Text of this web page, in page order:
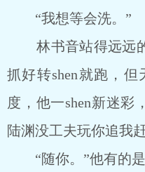
“我想等会洗。”
林书音站得远远的
抓好转shen就跑，
度，他一shen新迷彩
陆渊没工夫玩你追我赶
“随你。”他有的是